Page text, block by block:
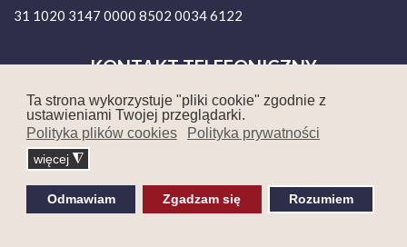
Ta strona wykorzystuje "pliki cookie" zgodnie z
ustawieniami Twojej przeglądarki.
Polityka plików cookies
Polityka prywatności
więcej ◮
Odmawiam Zgadzam się Rozumiem
31 1020 3147 0000 8502 0034 6122
KONTAKTTELEFONICZNY
Ks. Proboszcz Mirosław Bielecki
tel. 81 882 50 04
81 465 17 86
Dom Pielgrzyma